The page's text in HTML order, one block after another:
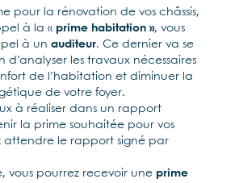
pour la rénovation de vos châssis,
à la « prime habitation », vous
à un auditeur. Ce dernier va se
d’analyser les travaux nécessaires
de l’habitation et diminuer la
de votre foyer.
à réaliser dans un rapport
la prime souhaitée pour vos
attendre le rapport signé par
vous pourrez recevoir une prime